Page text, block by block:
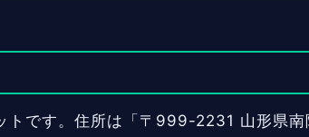
トです。住所は「〒999-2231 山形県